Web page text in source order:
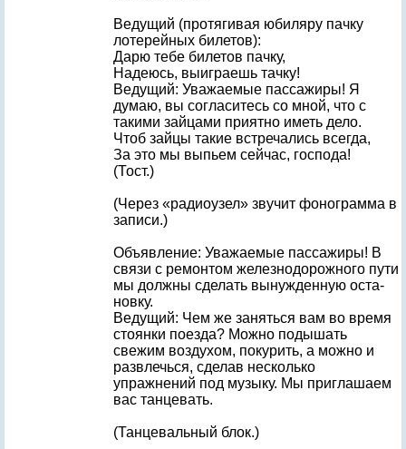
Ведущий (протягивая юбиляру пачку
лотерейных билетов):
Дарю тебе билетов пачку,
Надеюсь, выиграешь тачку!
Ведущий: Уважаемые пассажиры! Я
думаю, вы согласитесь со мной, что с
такими зайцами приятно иметь дело.
Чтоб зайцы такие встречались всегда,
За это мы выпьем сейчас, господа!
(Тост.)
(Через «радиоузел» звучит фонограмма в
записи.)
Объявление: Уважаемые пассажиры! В
связи с ремонтом железнодорожного пути
мы должны сделать вынужденную оста­
новку.
Ведущий: Чем же заняться вам во время
стоянки поезда? Можно подышать
свежим воздухом, покурить, а можно и
развлечься, сделав несколько
упражнений под музыку. Мы приглашаем
вас танцевать.
(Танцевальный блок.)